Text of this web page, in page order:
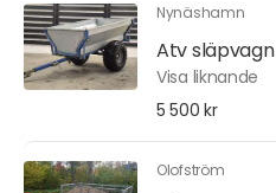
Nynäshamn
Atv
Visa liknande
5 500 kr
Olofström